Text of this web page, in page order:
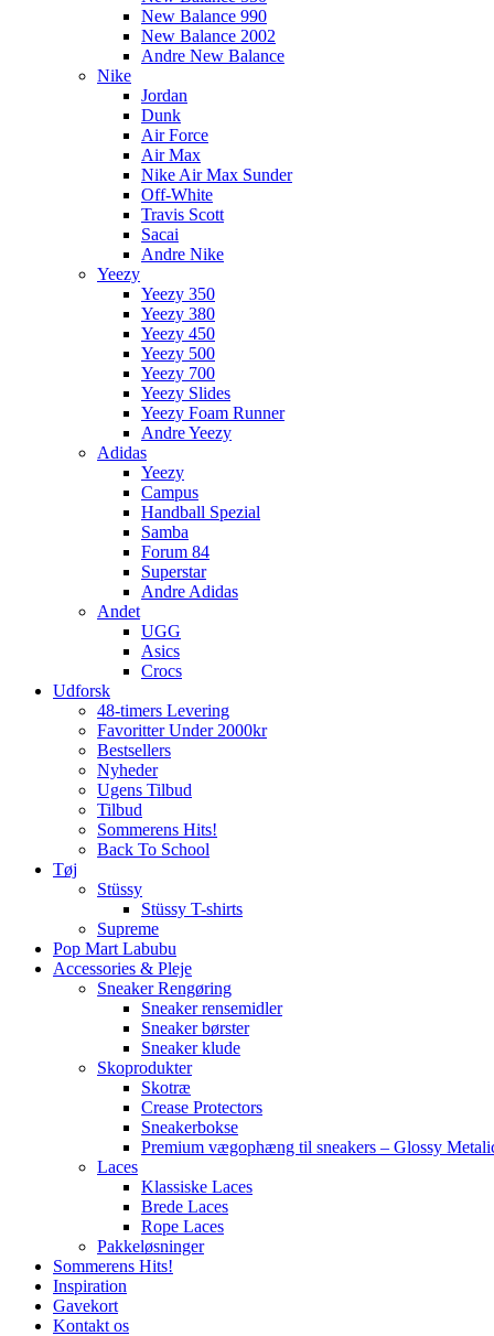
New Balance 990
New Balance 2002
Andre New Balance
Nike
Jordan
Dunk
Air Force
Air Max
Nike Air Max Sunder
Off-White
Travis Scott
Sacai
Andre Nike
Yeezy
Yeezy 350
Yeezy 380
Yeezy 450
Yeezy 500
Yeezy 700
Yeezy Slides
Yeezy Foam Runner
Andre Yeezy
Adidas
Yeezy
Campus
Handball Spezial
Samba
Forum 84
Superstar
Andre Adidas
Andet
UGG
Asics
Crocs
Udforsk
48-timers Levering
Favoritter Under 2000kr
Bestsellers
Nyheder
Ugens Tilbud
Tilbud
Sommerens Hits!
Back To School
Tøj
Stüssy
Stüssy T-shirts
Supreme
Pop Mart Labubu
Accessories & Pleje
Sneaker Rengøring
Sneaker rensemidler
Sneaker børster
Sneaker klude
Skoprodukter
Skotræ
Crease Protectors
Sneakerbokse
Premium vægophæng til sneakers – Glossy
Laces
Klassiske Laces
Brede Laces
Rope Laces
Pakkeløsninger
Sommerens Hits!
Inspiration
Gavekort
Kontakt os